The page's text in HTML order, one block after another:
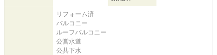
リフォーム済
バルコニー
ルーフバルコニー
公営水道
公共下水